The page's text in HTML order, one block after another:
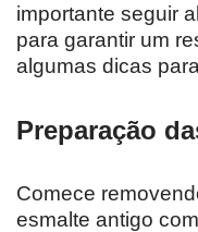
importante seguir
para garantir um
algumas dicas
Preparação
Comece
esmalte antigo